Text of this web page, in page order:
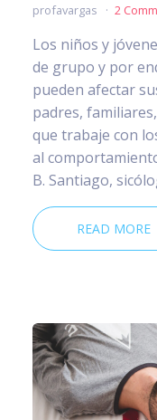
profavargas 2
Los niños y
de grupo y por
pueden afectar
padres,
que trabaje con
al
B. Santiago,
READ MORE